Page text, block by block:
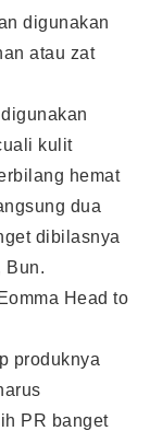
digunakan
atau zat
kulit
hemat
dua
dibilasnya
Bun.
Head to
produknya
PR banget